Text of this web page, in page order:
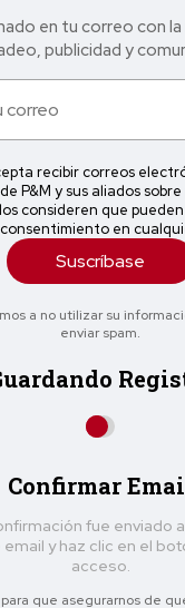
en tu correo con la
publicidad y
recibir correos
P&M y sus aliados
consideren que
en
Suscríbase
a no utilizar su
enviar spam.
Confirmar
fue enviado a
y haz clic en el
acceso.
que asegurarnos de